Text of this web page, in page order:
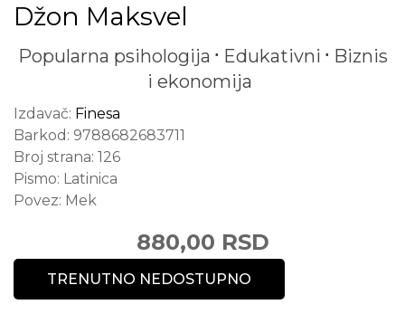
Džon Maksvel
Popularna psihologija Edukativni
Biznis
i ekonomija
Izdavač: Finesa
Barkod: 9788682683711
Broj strana: 126
Pismo: Latinica
Povez: Mek
880,00 RSD
TRENUTNO NEDOSTUPNO